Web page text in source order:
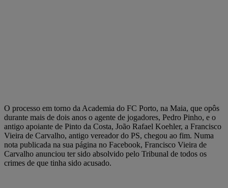
O processo em torno da Academia do FC Porto, na Maia, que opôs
durante mais de dois anos o agente de jogadores, Pedro Pinho, e o
antigo apoiante de Pinto da Costa, João Rafael Koehler, a Francisco
Vieira de Carvalho, antigo vereador do PS, chegou ao fim. Numa
nota publicada na sua página no Facebook, Francisco Vieira de
Carvalho anunciou ter sido absolvido pelo Tribunal de todos os
crimes de que tinha sido acusado.